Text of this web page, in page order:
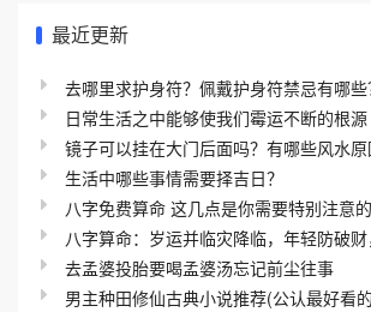
最近更新
去哪里求护身符？佩戴护身符禁忌有哪些
日常生活之中能够使我们霉运不断的根源
镜子可以挂在大门后面吗？有哪些风水原
生活中哪些事情需要择吉日？
八字免费算命 这几点是你需要特别注意的
八字算命：岁运并临灾降临，年轻防破
去孟婆投胎要喝孟婆汤忘记前尘往事
男主种田修仙古典小说推荐(公认最好看